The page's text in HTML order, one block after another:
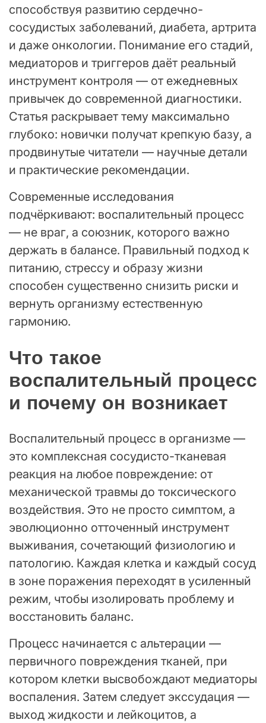
способствуя развитию сердечно-
сосудистых заболеваний, диабета, артрита
и даже онкологии. Понимание его стадий,
медиаторов и триггеров даёт реальный
инструмент контроля — от ежедневных
привычек до современной диагностики.
Статья раскрывает тему максимально
глубоко: новички получат крепкую базу, а
продвинутые читатели — научные детали
и практические рекомендации.
Современные исследования
подчёркивают: воспалительный процесс
— не враг, а союзник, которого важно
держать в балансе. Правильный подход к
питанию, стрессу и образу жизни
способен существенно снизить риски и
вернуть организму естественную
гармонию.
Что такое
воспалительный процесс
и почему он возникает
Воспалительный процесс в организме —
это комплексная сосудисто-тканевая
реакция на любое повреждение: от
механической травмы до токсического
воздействия. Это не просто симптом, а
эволюционно отточенный инструмент
выживания, сочетающий физиологию и
патологию. Каждая клетка и каждый сосуд
в зоне поражения переходят в усиленный
режим, чтобы изолировать проблему и
восстановить баланс.
Процесс начинается с альтерации —
первичного повреждения тканей, при
котором клетки высвобождают медиаторы
воспаления. Затем следует экссудация —
выход жидкости и лейкоцитов, а